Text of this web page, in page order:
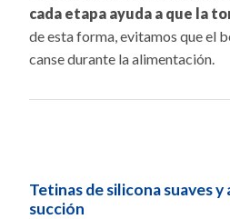
cada etapa ayuda a que la
de esta forma, evitamos que el
canse durante la alimentación.
Tetinas de silicona suaves y
succión